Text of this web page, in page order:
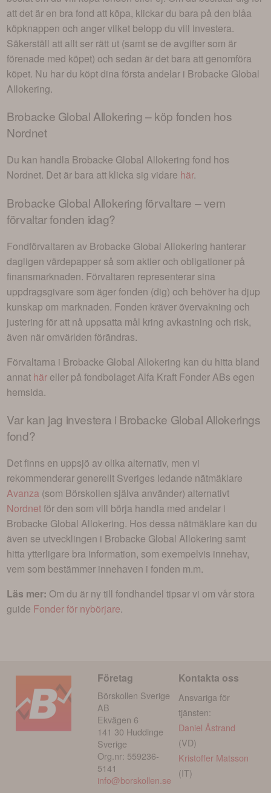
att det är en bra fond att köpa, klickar du bara på den blåa
köpknappen och anger vilket belopp du vill investera.
Säkerställ att allt ser rätt ut (samt se de avgifter som är
förenade med köpet) och sedan är det bara att genomföra
köpet. Nu har du köpt dina första andelar i Brobacke Global
Allokering.
Brobacke Global Allokering – köp fonden hos
Nordnet
Du kan handla Brobacke Global Allokering fond hos
Nordnet. Det är bara att klicka sig vidare här.
Brobacke Global Allokering förvaltare – vem
förvaltar fonden idag?
Fondförvaltaren av Brobacke Global Allokering hanterar
dagligen värdepapper så som aktier och obligationer på
finansmarknaden. Förvaltaren representerar sina
uppdragsgivare som äger fonden (dig) och behöver ha djup
kunskap om marknaden. Fonden kräver övervakning och
justering för att nå uppsatta mål kring avkastning och risk,
även när omvärlden förändras.
Förvaltarna i Brobacke Global Allokering kan du hitta bland
annat här eller på fondbolagetAlfa Kraft Fonder ABs egen
hemsida.
Var kan jag investera i Brobacke Global Allokerings
fond?
Det finns en uppsjö av olika alternativ, men vi
rekommenderar generellt Sveriges ledande nätmäklare
Avanza (som Börskollen själva använder) alternativt
Nordnetför den som vill börja handla med andelar i
Brobacke Global Allokering. Hos dessa nätmäklare kan du
även se utvecklingen i Brobacke Global Allokering samt
hitta ytterligare bra information, som exempelvis innehav,
vem som bestämmer innehaven i fonden m.m.
Läs mer: Om du är ny till fondhandel tipsar vi om vår stora
guide Fonder för nybörjare.
Företag
Börskollen Sverige
AB
Ekvägen 6
141 30 Huddinge
Sverige
Org.nr: 559236-
5141
info@borskollen.se
Kontakta oss
Ansvariga för
tjänsten:
Daniel Åstrand
(VD)
Kristoffer Matsson
(IT)